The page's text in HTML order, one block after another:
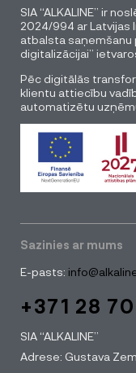
SIA “ALKALINE” ir
2024/994 ar Latvijas
atbalsta saņemšanu
digitalizācijai”
Pēc digitālās
klientu attiecību
automatizētu
Sazinies ar mums
E-pasts:
+371 28
SIA “ALKALINE”
Adrese: Gustava